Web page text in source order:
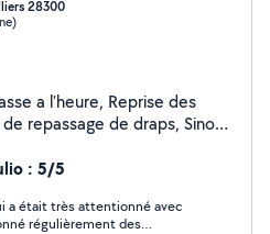
28300
repassage de draps, Sinon
: 5/5
a était très attentionné avec
régulièrement des